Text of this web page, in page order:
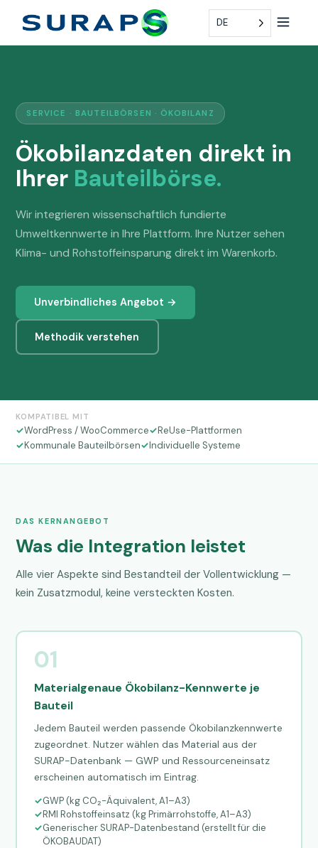
DE
SERVICE · BAUTEILBÖRSEN · ÖKOBILANZ
Ökobilanzdaten direkt in
Ihrer Bauteilbörse.
Wir integrieren wissenschaftlich fundierte
Umweltkennwerte in Ihre Plattform. Ihre Nutzer sehen
Klima- und Rohstoffeinsparung direkt im Warenkorb.
Unverbindliches Angebot →
Methodik verstehen
KOMPATIBEL MIT
✓WordPress / WooCommerce✓ReUse-Plattformen
✓Kommunale Bauteilbörsen✓Individuelle Systeme
DAS KERNANGEBOT
Was die Integration leistet
Alle vier Aspekte sind Bestandteil der Vollentwicklung —
kein Zusatzmodul, keine versteckten Kosten.
01
Materialgenaue Ökobilanz-Kennwerte je
Bauteil
Jedem Bauteil werden passende Ökobilanzkennwerte
zugeordnet. Nutzer wählen das Material aus der
SURAP-Datenbank — GWP und Ressourceneinsatz
erscheinen automatisch im Eintrag.
GWP (kg CO₂-Äquivalent, A1–A3)
RMI Rohstoffeinsatz (kg Primärrohstoffe, A1–A3)
Generischer SURAP-Datenbestand (erstellt für die
ÖKOBAUDAT)